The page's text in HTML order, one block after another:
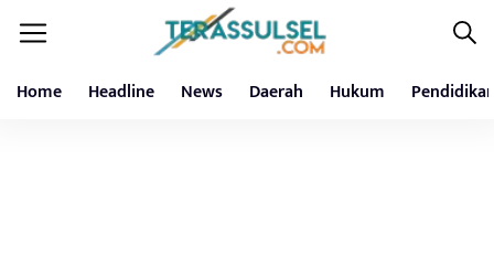
Home Headline News Daerah Hukum